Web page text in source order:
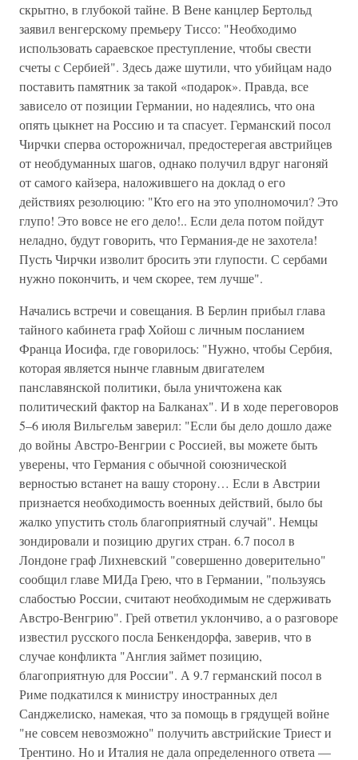
скрытно, в глубокой тайне. В Вене канцлер Бертольд
заявил венгерскому премьеру Тиссо: "Необходимо
использовать сараевское преступление, чтобы свести
счеты с Сербией". Здесь даже шутили, что убийцам надо
поставить памятник за такой «подарок». Правда, все
зависело от позиции Германии, но надеялись, что она
опять цыкнет на Россию и та спасует. Германский посол
Чирчки сперва осторожничал, предостерегая австрийцев
от необдуманных шагов, однако получил вдруг нагоняй
от самого кайзера, наложившего на доклад о его
действиях резолюцию: "Кто его на это уполномочил? Это
глупо! Это вовсе не его дело!.. Если дела потом пойдут
неладно, будут говорить, что Германия-де не захотела!
Пусть Чирчки изволит бросить эти глупости. С сербами
нужно покончить, и чем скорее, тем лучше".
Начались встречи и совещания. В Берлин прибыл глава
тайного кабинета граф Хойош с личным посланием
Франца Иосифа, где говорилось: "Нужно, чтобы Сербия,
которая является нынче главным двигателем
панславянской политики, была уничтожена как
политический фактор на Балканах". И в ходе переговоров
5–6 июля Вильгельм заверил: "Если бы дело дошло даже
до войны Австро-Венгрии с Россией, вы можете быть
уверены, что Германия с обычной союзнической
верностью встанет на вашу сторону… Если в Австрии
признается необходимость военных действий, было бы
жалко упустить столь благоприятный случай". Немцы
зондировали и позицию других стран. 6.7 посол в
Лондоне граф Лихневский "совершенно доверительно"
сообщил главе МИДа Грею, что в Германии, "пользуясь
слабостью России, считают необходимым не сдерживать
Австро-Венгрию". Грей ответил уклончиво, а о разговоре
известил русского посла Бенкендорфа, заверив, что в
случае конфликта "Англия займет позицию,
благоприятную для России". А 9.7 германский посол в
Риме подкатился к министру иностранных дел
Санджелиско, намекая, что за помощь в грядущей войне
"не совсем невозможно" получить австрийские Триест и
Трентино. Но и Италия не дала определенного ответа —